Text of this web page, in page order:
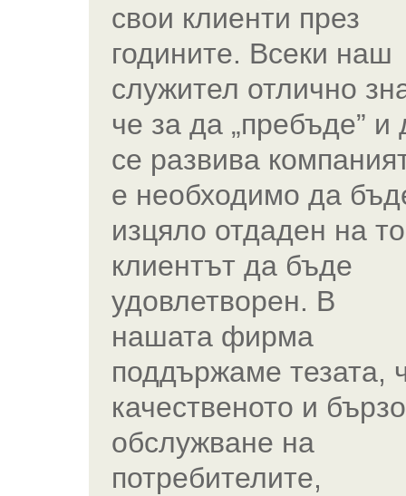
свои клиенти през
годините. Всеки наш
служител отлично
че за да „пребъде” и
се развива
е необходимо да
изцяло отдаден на
клиентът да бъде
удовлетворен. В
нашата фирма
поддържаме тезата,
качественото и бързо
обслужване на
потребителите,